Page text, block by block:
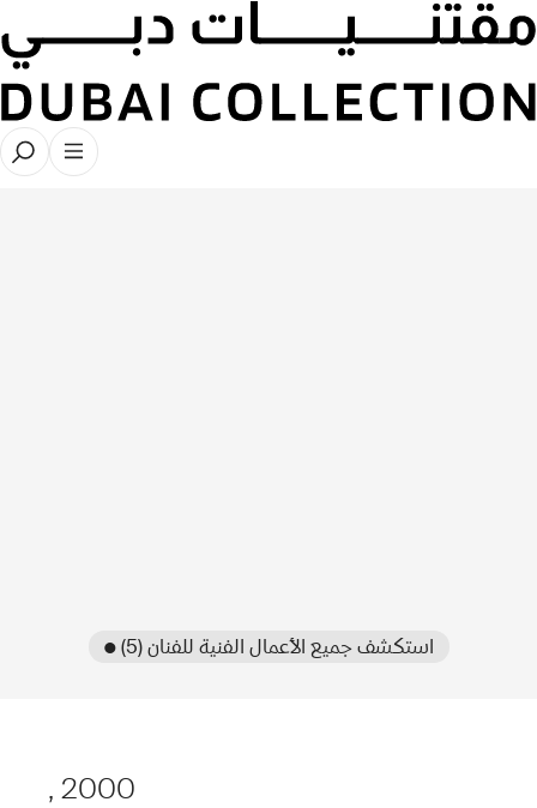
● استكشف جميع الأعمال الفنية للفنان (5)
, 2000